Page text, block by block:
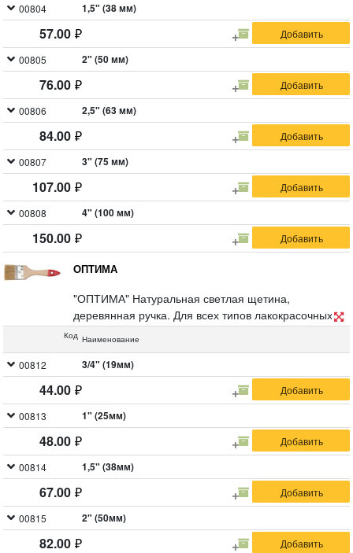
00804 1,5" (38 мм)
57.00
00805 2" (50 мм)
76.00
00806 2,5" (63 мм)
84.00
00807 3" (75 мм)
107.00
00808 4" (100 мм)
150.00
ОПТИМА
"ОПТИМА" Натуральная светлая щетина,
деревянная ручка. Для всех типов лакокрасочных
материалов.
Код Наименование
00812 3/4" (19мм)
44.00
00813 1" (25мм)
48.00
00814 1,5" (38мм)
67.00
00815 2" (50мм)
82.00